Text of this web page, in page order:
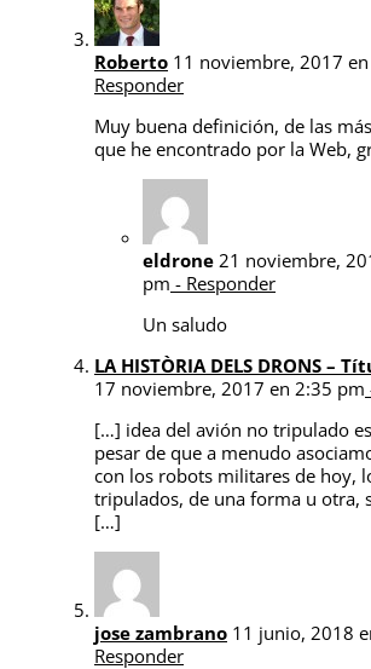
Roberto 11 noviembre, 2017
Responder
Muy buena definición, de las
que he encontrado por la Web,
eldrone 21 noviembre,
pm - Responder
Un saludo
LA HISTÒRIA DELS DRONS –
17 noviembre, 2017 en 2:35 pm
[…] idea del avión no tripulado
pesar de que a menudo
con los robots militares de hoy,
tripulados, de una forma u otra,
[…]
jose zambrano 11 junio, 2018
Responder